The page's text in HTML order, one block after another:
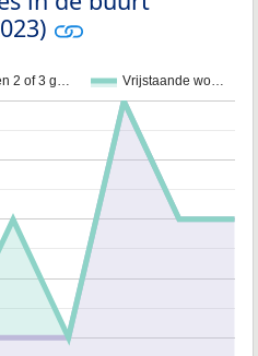
2 of 3 g… Vrijstaande wo…